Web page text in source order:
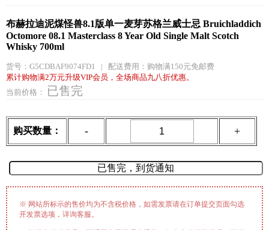
布赫拉迪泥煤怪兽8.1版单一麦芽苏格兰威士忌 Bruichladdich
Octomore 08.1 Masterclass 8 Year Old Single Malt Scotch
Whisky 700ml
货号： G5CDBAF9074FD1 | 配送费用： 购物满150元免邮费
累计购物满2万元升级VIP会员，全场商品九八折优惠。
当前价格：
已售完
购买数量： - +
※ 网站所标示的售价均为不含税价格，如需发票请在订单提交页面勾选
开发票选项，详询客服。